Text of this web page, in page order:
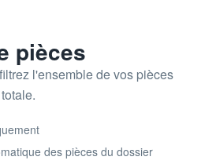
pièces
l'ensemble de vos pièces
des pièces du dossier